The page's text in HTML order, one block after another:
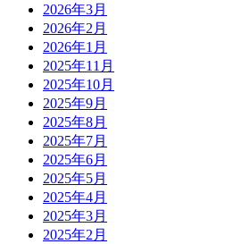
2026年3月
2026年2月
2026年1月
2025年11月
2025年10月
2025年9月
2025年8月
2025年7月
2025年6月
2025年5月
2025年4月
2025年3月
2025年2月